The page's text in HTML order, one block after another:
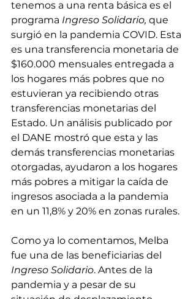
tenemos a una renta básica es el
programa Ingreso Solidario, que
surgió en la pandemia COVID. Esta
es una transferencia monetaria de
$160.000 mensuales entregada a
los hogares más pobres que no
estuvieran ya recibiendo otras
transferencias monetarias del
Estado. Un análisis publicado por
el DANE mostró que esta y las
demás transferencias monetarias
otorgadas, ayudaron a los hogares
más pobres a mitigar la caída de
ingresos asociada a la pandemia
en un 11,8% y 20% en zonas rurales.
Como ya lo comentamos, Melba
fue una de las beneficiarias del
Ingreso Solidario. Antes de la
pandemia y a pesar de su